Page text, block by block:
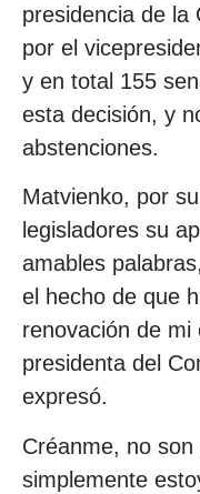
presidencia de la
por el
y en total 155
esta decisión, y
abstenciones.
Matvienko, por
legisladores su
amables
el hecho de que
renovación de
presidenta del
expresó.
Créanme, no
simplemente